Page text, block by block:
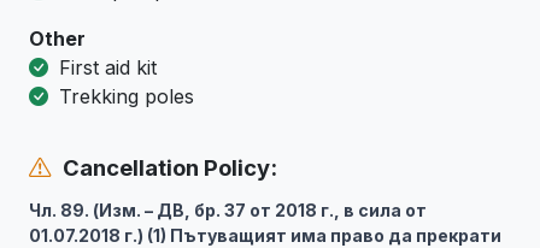
Other
First aid kit
Trekking poles
Cancellation Policy:
Чл. 89. (Изм. – ДВ, бр. 37 от 2018 г., в сила от
01.07.2018 г.) (1) Пътуващият има право да прекрати